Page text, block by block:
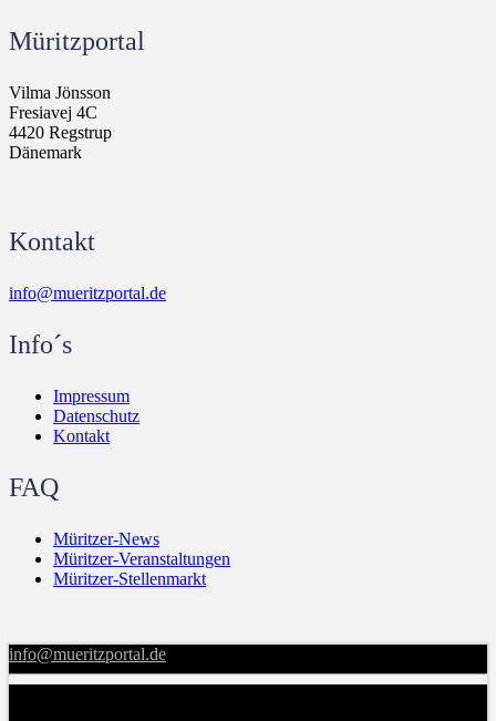
Müritzportal
Vilma Jönsson
Fresiavej 4C
4420 Regstrup
Dänemark
Kontakt
info@mueritzportal.de
Info´s
Impressum
Datenschutz
Kontakt
FAQ
Müritzer-News
Müritzer-Veranstaltungen
Müritzer-Stellenmarkt
info@mueritzportal.de